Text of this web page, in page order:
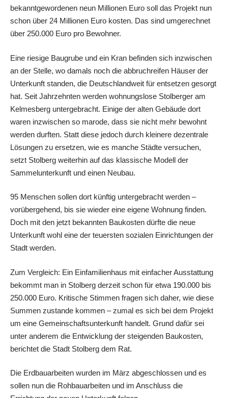
bekanntgewordenen neun Millionen Euro soll das Projekt nun
schon über 24 Millionen Euro kosten. Das sind umgerechnet
über 250.000 Euro pro Bewohner.
Eine riesige Baugrube und ein Kran befinden sich inzwischen
an der Stelle, wo damals noch die abbruchreifen Häuser der
Unterkunft standen, die Deutschlandweit für entsetzen gesorgt
hat. Seit Jahrzehnten werden wohnungslose Stolberger am
Kelmesberg untergebracht. Einige der alten Gebäude dort
waren inzwischen so marode, dass sie nicht mehr bewohnt
werden durften. Statt diese jedoch durch kleinere dezentrale
Lösungen zu ersetzen, wie es manche Städte versuchen,
setzt Stolberg weiterhin auf das klassische Modell der
Sammelunterkunft und einen Neubau.
95 Menschen sollen dort künftig untergebracht werden –
vorübergehend, bis sie wieder eine eigene Wohnung finden.
Doch mit den jetzt bekannten Baukosten dürfte die neue
Unterkunft wohl eine der teuersten sozialen Einrichtungen der
Stadt werden.
Zum Vergleich: Ein Einfamilienhaus mit einfacher Ausstattung
bekommt man in Stolberg derzeit schon für etwa 190.000 bis
250.000 Euro. Kritische Stimmen fragen sich daher, wie diese
Summen zustande kommen – zumal es sich bei dem Projekt
um eine Gemeinschaftsunterkunft handelt. Grund dafür sei
unter anderem die Entwicklung der steigenden Baukosten,
berichtet die Stadt Stolberg dem Rat.
Die Erdbauarbeiten wurden im März abgeschlossen und es
sollen nun die Rohbauarbeiten und im Anschluss die